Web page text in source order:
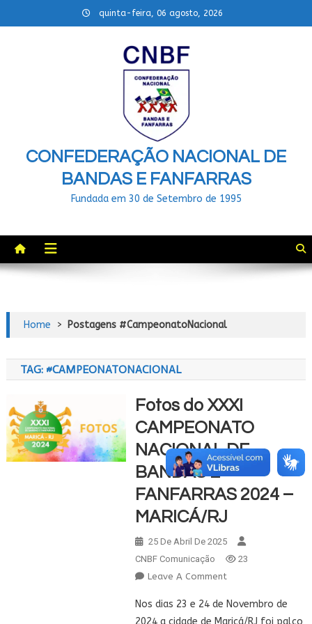
to
quinta-feira, 06 agosto, 2026
CONFEDERAÇÃO NACIONAL DE
BANDAS E FANFARRAS
Fundada em 30 de Setembro de 1995
Home > Postagens #CampeonatoNacional
TAG: #CAMPEONATONACIONAL
Fotos do XXXI
CAMPEONATO
NACIONAL DE
BANDAS E
FANFARRAS 2024 –
MARICÁ/RJ
25 De Abril De 2025
CNBF Comunicação
23
Leave A CommentOn
Do
Nos dias 23 e 24 de Novembro de